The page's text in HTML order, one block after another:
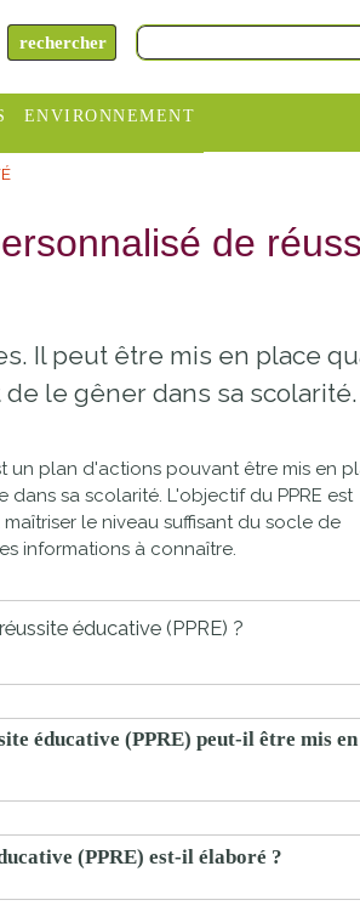
ENVIRONNEMENT
SITCOM
de
Il peut être mis en place
le gêner dans sa scolarité.
un plan d'actions pouvant être mis en
sa scolarité. L'objectif du PPRE est
le niveau suffisant du socle de
informations à connaître.
éducative (PPRE) ?
éducative (PPRE) peut-il être mis en
(PPRE) est-il élaboré ?